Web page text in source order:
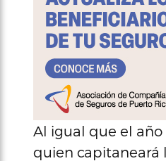
Al igual que el año
quien capitaneará